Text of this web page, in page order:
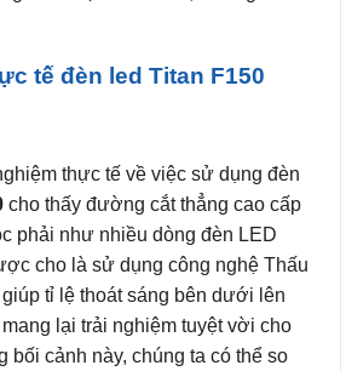
tế đèn led Titan F150
thực tế về việc sử dụng đèn
cho thấy đường cắt thẳng cao cấp
phải như nhiều dòng đèn LED
cho là sử dụng công nghệ Thấu
tỉ lệ thoát sáng bên dưới lên
lại trải nghiệm tuyệt vời cho
bối cảnh này, chúng ta có thể so